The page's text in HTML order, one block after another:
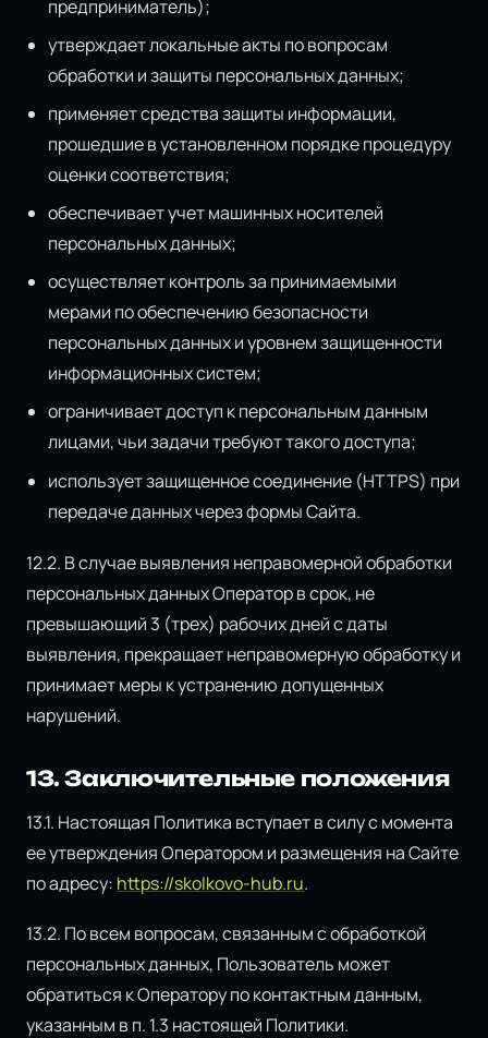
предприниматель);
утверждает локальные акты по вопросам
обработки и защиты персональных данных;
применяет средства защиты информации,
прошедшие в установленном порядке процедуру
оценки соответствия;
обеспечивает учет машинных носителей
персональных данных;
осуществляет контроль за принимаемыми
мерами по обеспечению безопасности
персональных данных и уровнем защищенности
информационных систем;
ограничивает доступ к персональным данным
лицами, чьи задачи требуют такого доступа;
использует защищенное соединение (HTTPS) при
передаче данных через формы Сайта.
12.2. В случае выявления неправомерной обработки
персональных данных Оператор в срок, не
превышающий 3 (трех) рабочих дней с даты
выявления, прекращает неправомерную обработку и
принимает меры к устранению допущенных
нарушений.
13. Заключительные положения
13.1. Настоящая Политика вступает в силу с момента
ее утверждения Оператором и размещения на Сайте
по адресу: https://skolkovo-hub.ru.
13.2. По всем вопросам, связанным с обработкой
персональных данных, Пользователь может
обратиться к Оператору по контактным данным,
указанным в п. 1.3 настоящей Политики.